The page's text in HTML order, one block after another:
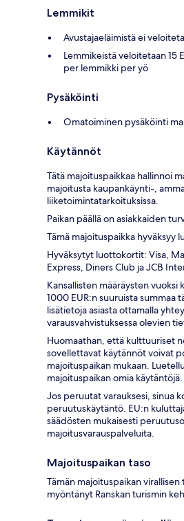
Lemmikit
Avustajaeläimistä ei
Lemmikeistä veloitetaan 15
per lemmikki per yö
Pysäköinti
Omatoiminen pysäköinti
Käytännöt
Tätä majoituspaikkaa hallinnoi
majoitusta kaupankäynti-,
liiketoimintatarkoituksissa.
Paikan päällä on asiakkaiden
Tämä majoituspaikka hyväksyy
Hyväksytyt luottokortit: Visa,
Express, Diners Club ja JCB
Kansallisten määräysten vuoksi
1000 EUR:n suuruista summaa
lisätietoja asiasta ottamalla
varausvahvistuksessa olevien
Huomaathan, että kulttuuriset
sovellettavat käytännöt voivat
majoituspaikan mukaan.
majoituspaikan omia käytäntöjä.
Jos peruutat varauksesi, sinua
peruutuskäytäntö. EU:n
säädösten mukaisesti
majoitusvarauspalveluita.
Majoituspaikan taso
Tämän majoituspaikan
myöntänyt Ranskan turismin